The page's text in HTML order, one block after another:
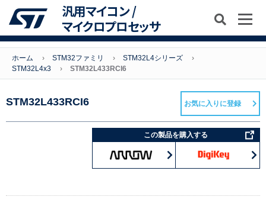
汎用マイコン /
マイクロプロセッサ
ホーム STM32ファミリ
STM32L4シリーズ
STM32L4x3
STM32L433RCI6
STM32L433RCI6
この製品を購入する
お気に入りに登録